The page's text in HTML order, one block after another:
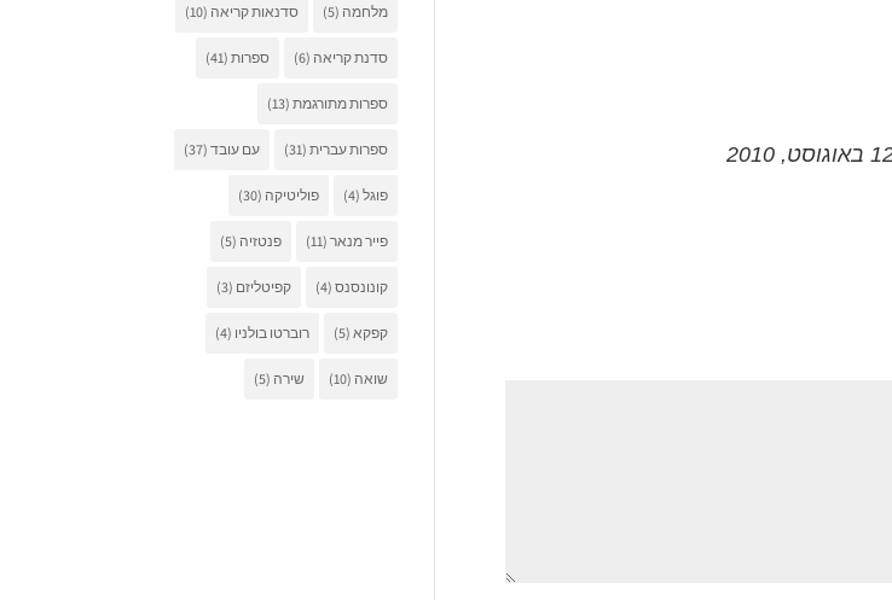
מלחמה (5) סדנאות קריאה (10)
סדנת קריאה (6) ספרות (41)
ספרות מתורגמת (13)
ספרות עברית (31) עם עובד (37)
פוגל (4) פוליטיקה (30)
פייר מנאר (11) פנטזיה (5)
קונונסנס (4) קפיטליזם (3)
קפקא (5) רוברטו בולניו (4)
שואה (10) שירה (5)